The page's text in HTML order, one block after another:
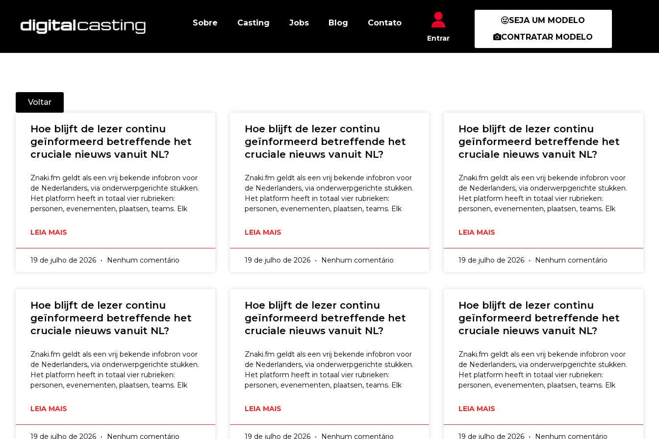
Sobre Casting Jobs Blog Contato
Entrar
SEJA UM MODELO
CONTRATAR MODELO
Voltar
Hoe blijft de lezer continu
geïnformeerd betreffende het
cruciale nieuws vanuit NL?
Znaki.fm geldt als een vrij bekende infobron voor
de Nederlanders, via onderwerpgerichte stukken.
Het platform heeft in totaal vier rubrieken:
personen, evenementen, plaatsen, teams. Elk
LEIA MAIS
19 de julho de 2026 Nenhum comentário
Hoe blijft de lezer continu
geïnformeerd betreffende het
cruciale nieuws vanuit NL?
Znaki.fm geldt als een vrij bekende infobron voor
de Nederlanders, via onderwerpgerichte stukken.
Het platform heeft in totaal vier rubrieken:
personen, evenementen, plaatsen, teams. Elk
LEIA MAIS
19 de julho de 2026 Nenhum comentário
Hoe blijft de lezer continu
geïnformeerd betreffende het
cruciale nieuws vanuit NL?
Znaki.fm geldt als een vrij bekende infobron voor
de Nederlanders, via onderwerpgerichte stukken.
Het platform heeft in totaal vier rubrieken:
personen, evenementen, plaatsen, teams. Elk
LEIA MAIS
19 de julho de 2026 Nenhum comentário
Hoe blijft de lezer continu
geïnformeerd betreffende het
cruciale nieuws vanuit NL?
Znaki.fm geldt als een vrij bekende infobron voor
de Nederlanders, via onderwerpgerichte stukken.
Het platform heeft in totaal vier rubrieken:
personen, evenementen, plaatsen, teams. Elk
LEIA MAIS
19 de julho de 2026 Nenhum comentário
Hoe blijft de lezer continu
geïnformeerd betreffende het
cruciale nieuws vanuit NL?
Znaki.fm geldt als een vrij bekende infobron voor
de Nederlanders, via onderwerpgerichte stukken.
Het platform heeft in totaal vier rubrieken:
personen, evenementen, plaatsen, teams. Elk
LEIA MAIS
19 de julho de 2026 Nenhum comentário
Hoe blijft de lezer continu
geïnformeerd betreffende het
cruciale nieuws vanuit NL?
Znaki.fm geldt als een vrij bekende infobron voor
de Nederlanders, via onderwerpgerichte stukken.
Het platform heeft in totaal vier rubrieken:
personen, evenementen, plaatsen, teams. Elk
LEIA MAIS
19 de julho de 2026 Nenhum comentário